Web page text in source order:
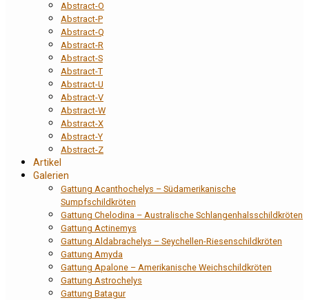
Abstract-O
Abstract-P
Abstract-Q
Abstract-R
Abstract-S
Abstract-T
Abstract-U
Abstract-V
Abstract-W
Abstract-X
Abstract-Y
Abstract-Z
Artikel
Galerien
Gattung Acanthochelys – Südamerikanische
Sumpfschildkröten
Gattung Chelodina – Australische Schlangenhalsschildkröten
Gattung Actinemys
Gattung Aldabrachelys – Seychellen-Riesenschildkröten
Gattung Amyda
Gattung Apalone – Amerikanische Weichschildkröten
Gattung Astrochelys
Gattung Batagur